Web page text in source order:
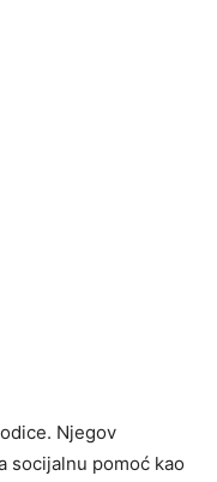
Njegov
socijalnu pomoć kao